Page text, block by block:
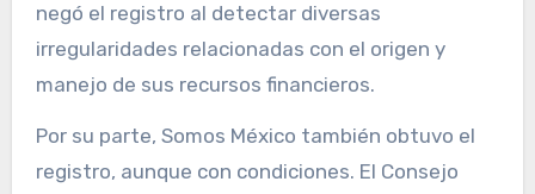
negó el registro al detectar diversas
irregularidades relacionadas con el origen y
manejo de sus recursos financieros.
Por su parte, Somos México también obtuvo el
registro, aunque con condiciones. El Consejo